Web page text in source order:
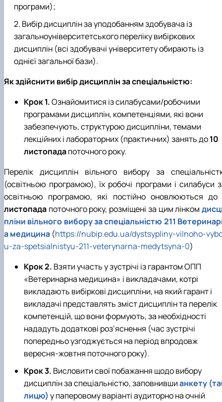
програми);
Вибір дисциплін за уподобанням здобувача із
загальноуніверситетського переліку вибіркових
дисциплін (всі здобувачі університету обирають із
однієї загальної бази).
Як здійснити вибір дисциплін за спеціальністю:
Крок 1.Ознайомитися із силабусами/робочими
програмами дисциплін, компетенціями, які вони
забезпечують, структурою дисципліни, темами
лекційних і лабораторних (практичних) занять до10
листопадапоточного року.
Перелік дисциплін вільного вибору за
(освітньою програмою), їх робочі програми і силабуси
освітньою програмою, які постійно оновлюються до
листопада поточного року, розміщені за цим лінком
пліни вільного вибору за спеціальністю 211
а медицина (https://nubip.edu.ua/dystsypliny-vilnoho-
u-za-spetsialnistyu-211-veterynarna-medytsyna-0)
Крок 2. Взяти участь у зустрічі із гарантом ОПП
«Ветеринарна медицина» і викладачами, котрі
викладають вибіркові дисципліни, на який гарант і
викладачі представлять зміст дисциплін та перелік
компетенцій, що вони формують, за необхідності
нададуть додаткові роз’яснення (час зустрічі
попередньо узгоджується на період впродовж
вересня-жовтня поточного року).
Крок 3. Висловити свої побажання щодо вибору
дисциплін за спеціальністю, заповнившианкету
лицю) у паперовому варіанті аудиторно на очній